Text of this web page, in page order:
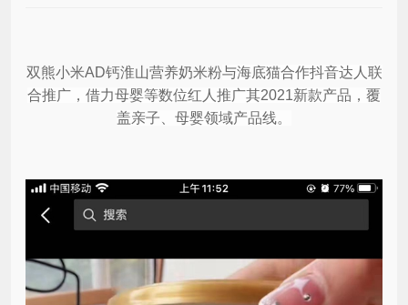
双熊小米AD钙淮山营养奶米粉与海底猫合作抖音达人联
合推广，借力母婴等数位红人推广其2021新款产品， 覆
盖亲子、母婴领域产品线。